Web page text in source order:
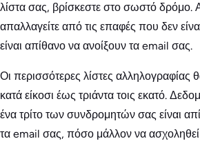
λίστα σας, βρίσκεστε στο σωστό δρόμο.
απαλλαγείτε από τις επαφές που δεν
είναι απίθανο να ανοίξουν τα email σας.
Οι περισσότερες λίστες αλληλογραφίας
κατά είκοσι έως τριάντα τοις εκατό.
ένα τρίτο των συνδρομητών σας είναι
τα email σας, πόσο μάλλον να